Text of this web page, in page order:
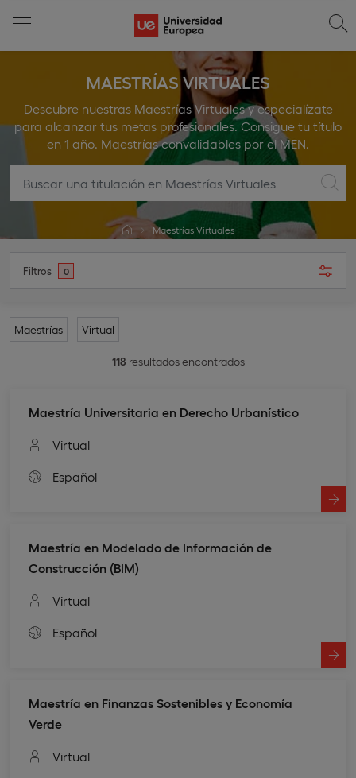
MAESTRÍAS VIRTUALES
Descubre nuestras Maestrías Virtuales y especialízate
para alcanzar tus metas profesionales. Consigue tu título
en 1 año. Maestrías convalidables por el MEN.
Maestrías Virtuales
Filtros 0
Maestrías Virtual
118 resultados encontrados
Maestría Universitaria en Derecho Urbanístico
Virtual
Español
Maestría en Modelado de Información de
Construcción (BIM)
Virtual
Español
Maestría en Finanzas Sostenibles y Economía
Verde
Virtual